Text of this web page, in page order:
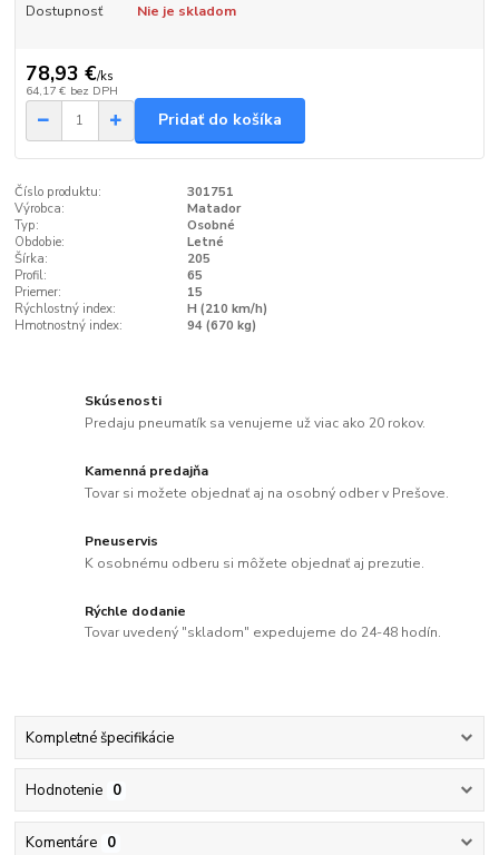
Dostupnosť Nie je skladom
78,93 €/ks
64,17 € bez DPH
Pridať do košíka
Číslo produktu:
301751
Výrobca:
Matador
Typ:
Osobné
Obdobie:
Letné
Šírka:
205
Profil:
65
Priemer:
15
Rýchlostný index:
H (210 km/h)
Hmotnostný index:
94 (670 kg)
Skúsenosti
Predaju pneumatík sa venujeme už viac ako 20 rokov.
Kamenná predajňa
Tovar si možete objednať aj na osobný odber v Prešove.
Pneuservis
K osobnému odberu si môžete objednať aj prezutie.
Rýchle dodanie
Tovar uvedený "skladom" expedujeme do 24-48 hodín.
Kompletné špecifikácie
Hodnotenie 0
Komentáre 0